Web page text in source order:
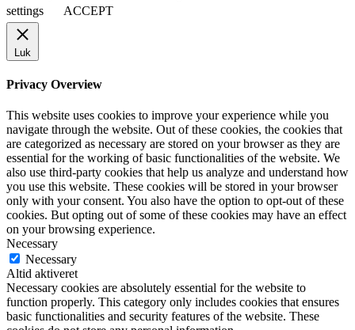
settings
ACCEPT
Luk
Privacy Overview
This website uses cookies to improve your experience while you
navigate through the website. Out of these cookies, the cookies that
are categorized as necessary are stored on your browser as they are
essential for the working of basic functionalities of the website. We
also use third-party cookies that help us analyze and understand how
you use this website. These cookies will be stored in your browser
only with your consent. You also have the option to opt-out of these
cookies. But opting out of some of these cookies may have an effect
on your browsing experience.
Necessary
Necessary
Altid aktiveret
Necessary cookies are absolutely essential for the website to
function properly. This category only includes cookies that ensures
basic functionalities and security features of the website. These